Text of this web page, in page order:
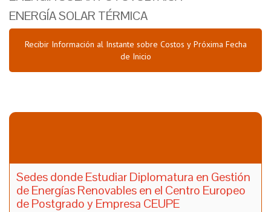
ENERGÍA SOLAR TÉRMICA
Recibir Información al Instante sobre Costos y Próxima Fecha
de Inicio
Sedes donde Estudiar Diplomatura en Gestión
de Energías Renovables en el Centro Europeo
de Postgrado y Empresa CEUPE